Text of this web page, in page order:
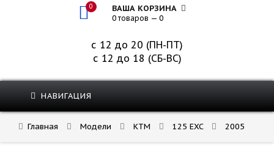
0 ВАША КОРЗИНА
0 товаров — 0
с 12 до 20 (ПН-ПТ)
с 12 до 18 (СБ-ВС)
НАВИГАЦИЯ
Главная Модели KTM 125 EXC 2005